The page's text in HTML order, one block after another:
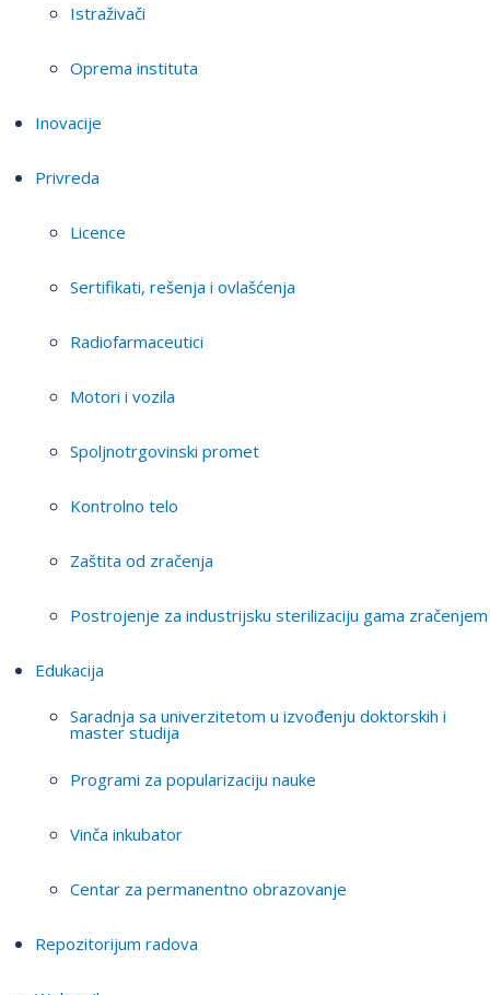
Istraživači
Oprema instituta
Inovacije
Privreda
Licence
Sertifikati, rešenja i ovlašćenja
Radiofarmaceutici
Motori i vozila
Spoljnotrgovinski promet
Kontrolno telo
Zaštita od zračenja
Postrojenje za industrijsku sterilizaciju gama zračenjem
Edukacija
Saradnja sa univerzitetom u izvođenju doktorskih i
master studija
Programi za popularizaciju nauke
Vinča inkubator
Centar za permanentno obrazovanje
Repozitorijum radova